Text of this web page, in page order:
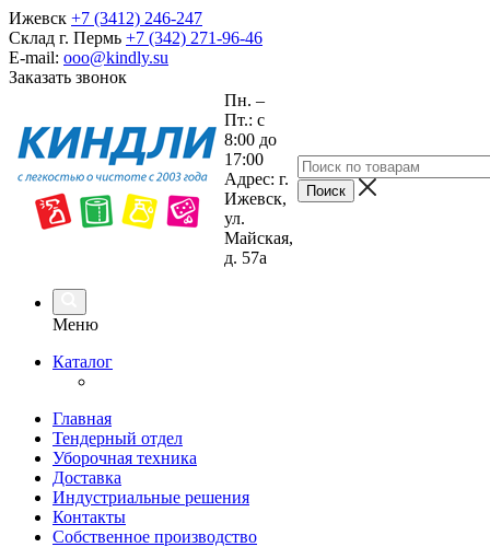
Ижевск +7 (3412) 246-247
Склад г. Пермь +7 (342) 271-96-46
E-mail: ooo@kindly.su
Заказать звонок
Пн. –
Пт.: с
8:00 до
17:00
Адрес: г.
Ижевск,
ул.
Майская,
д. 57а
Меню
Каталог
Главная
Тендерный отдел
Уборочная техника
Доставка
Индустриальные решения
Контакты
Собственное производство